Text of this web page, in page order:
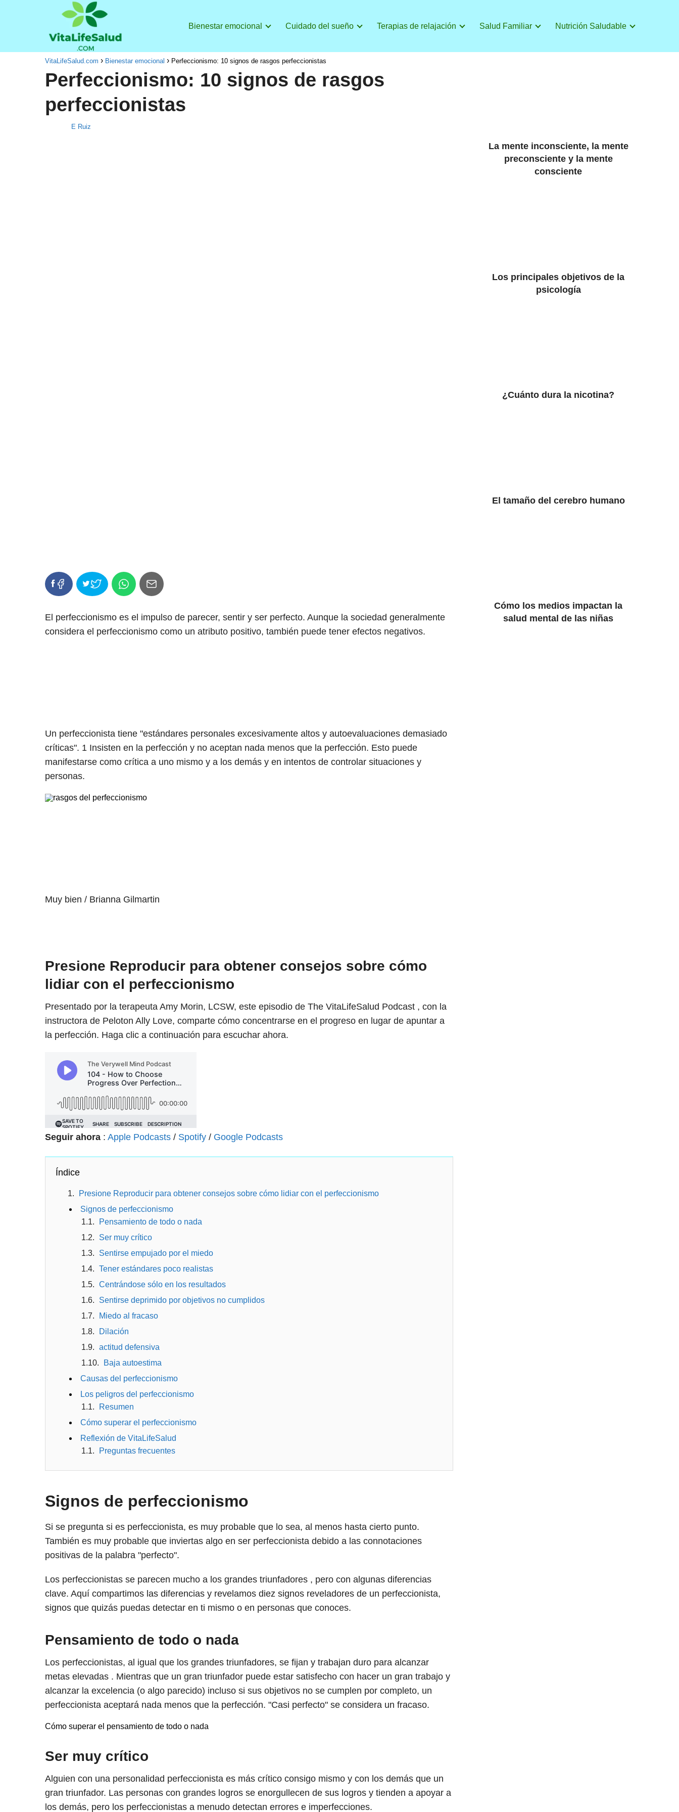
Bienestar emocional Cuidado del sueño Terapias de relajación Salud Familiar Nutrición Saludable
VitaLifeSalud.com Bienestar emocional Perfeccionismo: 10 signos de rasgos perfeccionistas
Perfeccionismo: 10 signos de rasgos
perfeccionistas
E Ruiz
El perfeccionismo es el impulso de parecer, sentir y ser perfecto. Aunque la sociedad generalmente
considera el perfeccionismo como un atributo positivo, también puede tener efectos negativos.
Un perfeccionista tiene "estándares personales excesivamente altos y autoevaluaciones demasiado
críticas". 1 Insisten en la perfección y no aceptan nada menos que la perfección. Esto puede
manifestarse como crítica a uno mismo y a los demás y en intentos de controlar situaciones y
personas.
Muy bien / Brianna Gilmartin
Presione Reproducir para obtener consejos sobre cómo
lidiar con el perfeccionismo
Presentado por la terapeuta Amy Morin, LCSW, este episodio de The VitaLifeSalud Podcast , con la
instructora de Peloton Ally Love, comparte cómo concentrarse en el progreso en lugar de apuntar a
la perfección. Haga clic a continuación para escuchar ahora.
Seguir ahora: Apple Podcasts/ Spotify/ Google Podcasts
Índice
Presione Reproducir para obtener consejos sobre cómo lidiar con el perfeccionismo
Signos de perfeccionismo
Pensamiento de todo o nada
Ser muy crítico
Sentirse empujado por el miedo
Tener estándares poco realistas
Centrándose sólo en los resultados
Sentirse deprimido por objetivos no cumplidos
Miedo al fracaso
Dilación
actitud defensiva
Baja autoestima
Causas del perfeccionismo
Los peligros del perfeccionismo
Resumen
Cómo superar el perfeccionismo
Reflexión de VitaLifeSalud
Preguntas frecuentes
Signos de perfeccionismo
Si se pregunta si es perfeccionista, es muy probable que lo sea, al menos hasta cierto punto.
También es muy probable que inviertas algo en ser perfeccionista debido a las connotaciones
positivas de la palabra "perfecto".
Los perfeccionistas se parecen mucho a los grandes triunfadores , pero con algunas diferencias
clave. Aquí compartimos las diferencias y revelamos diez signos reveladores de un perfeccionista,
signos que quizás puedas detectar en ti mismo o en personas que conoces.
Pensamiento de todo o nada
Los perfeccionistas, al igual que los grandes triunfadores, se fijan y trabajan duro para alcanzar
metas elevadas . Mientras que un gran triunfador puede estar satisfecho con hacer un gran trabajo y
alcanzar la excelencia (o algo parecido) incluso si sus objetivos no se cumplen por completo, un
perfeccionista aceptará nada menos que la perfección. "Casi perfecto" se considera un fracaso.
Cómo superar el pensamiento de todo o nada
Ser muy crítico
Alguien con una personalidad perfeccionista es más crítico consigo mismo y con los demás que un
gran triunfador. Las personas con grandes logros se enorgullecen de sus logros y tienden a apoyar a
los demás, pero los perfeccionistas a menudo detectan errores e imperfecciones.
La mente inconsciente, la mente
preconsciente y la mente
consciente
Los principales objetivos de la
psicología
¿Cuánto dura la nicotina?
El tamaño del cerebro humano
Cómo los medios impactan la
salud mental de las niñas